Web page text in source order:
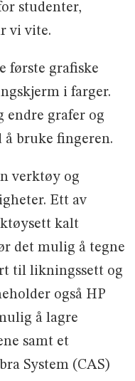
studenter,
vi vite.
første grafiske
i farger.
endre grafer og
å bruke fingeren.
verktøy og
Ett av
kalt
det mulig å tegne
til likningssett og
også HP
å lagre
samt et
System (CAS)